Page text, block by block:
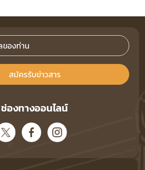
สมัครรับข่าวสาร
ช่องทางออนไลน์